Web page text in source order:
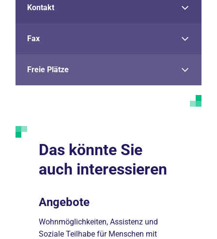
Kontakt
Fax
Freie Plätze
Das könnte Sie
auch interessieren
Angebote
Wohnmöglichkeiten, Assistenz und
Soziale Teilhabe für Menschen mit